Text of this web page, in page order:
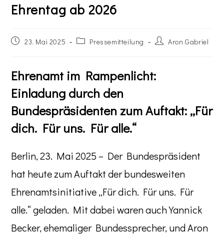
Ehrentag ab 2026
23. Mai 2025 Pressemitteilung Aron Gabriel
Ehrenamt im Rampenlicht:
Einladung durch den
Bundespräsidenten zum Auftakt: „Für
dich. Für uns. Für alle.“
Berlin, 23. Mai 2025 – Der Bundespräsident
hat heute zum Auftakt der bundesweiten
Ehrenamtsinitiative „Für dich. Für uns. Für
alle.“ geladen. Mit dabei waren auch Yannick
Becker, ehemaliger Bundessprecher, und Aron